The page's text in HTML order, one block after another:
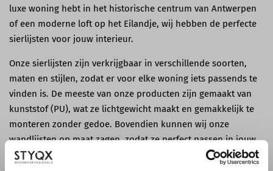
luxe woning hebt in het historische centrum van Antwerpen
of een moderne loft op het Eilandje, wij hebben de perfecte
sierlijsten voor jouw interieur.
Onze sierlijsten zijn verkrijgbaar in verschillende soorten,
maten en stijlen, zodat er voor elke woning iets passends te
vinden is. De meeste van onze producten zijn gemaakt van
kunststof (PU), wat ze lichtgewicht maakt en gemakkelijk te
monteren zonder gedoe. Bovendien kunnen wij onze
wandlijsten op maat zagen, zodat ze perfect passen in jouw
woning.